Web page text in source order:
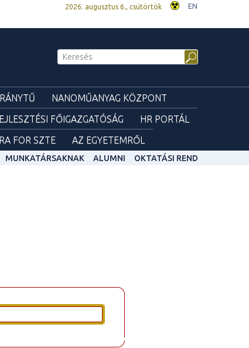
2026. augusztus 6., csütörtök EN
NANOMŰANYAG KÖZPONT
FŐIGAZGATÓSÁG
HR PORTÁL
FOR SZTE AZ EGYETEMRŐL
MUNKATÁRSAKNAK ALUMNI OKTATÁSI REND